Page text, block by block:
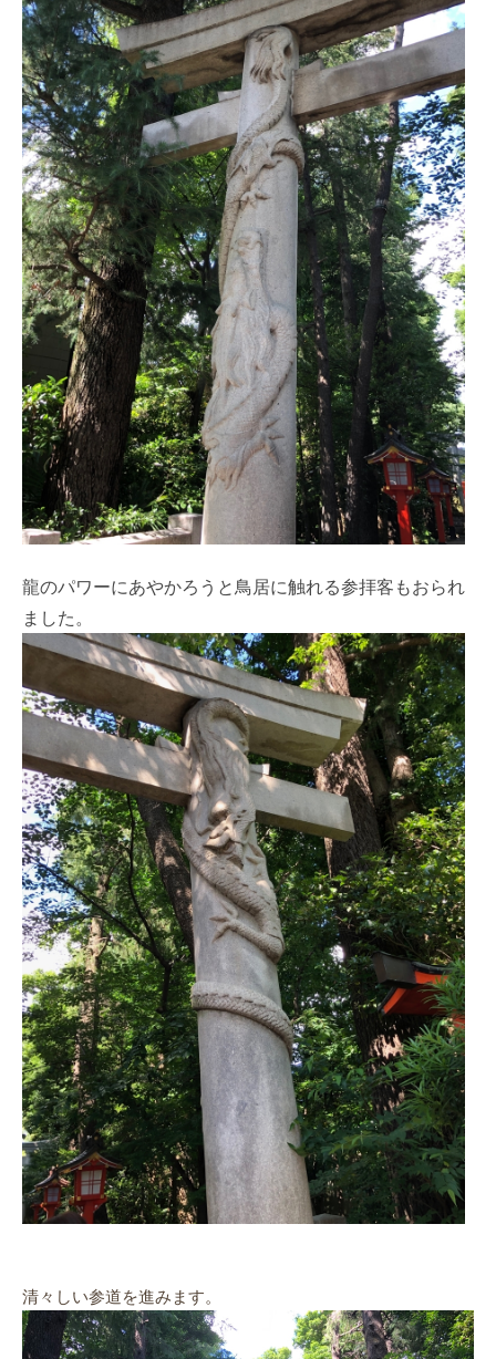
龍のパワーにあやかろうと鳥居に触れる参拝客もおられ
ました。
清々しい参道を進みます。